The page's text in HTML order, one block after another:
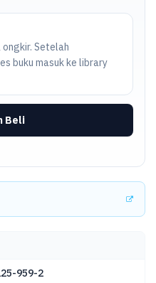
Setelah
buku masuk ke library
Beli
959-2